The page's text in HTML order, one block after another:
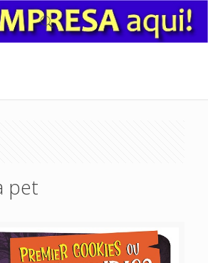
pet